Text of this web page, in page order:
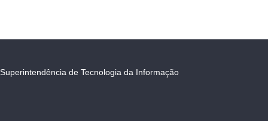
Superintendência de Tecnologia da Informação